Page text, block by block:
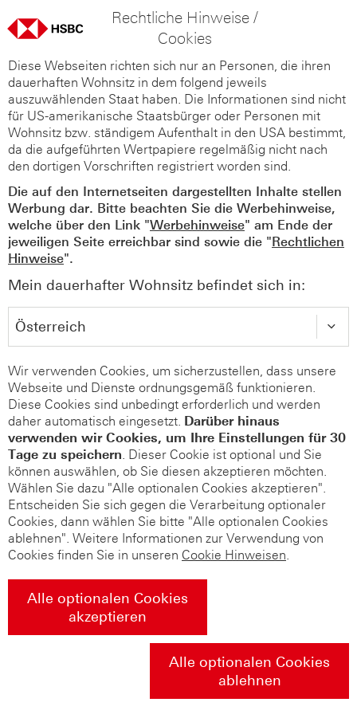
Rechtliche Hinweise /
Cookies
Diese Webseiten richten sich nur an Personen, die ihren
dauerhaften Wohnsitz in dem folgend jeweils
auszuwählenden Staat haben. Die Informationen sind nicht
für US-amerikanische Staatsbürger oder Personen mit
Wohnsitz bzw. ständigem Aufenthalt in den USA bestimmt,
da die aufgeführten Wertpapiere regelmäßig nicht nach
den dortigen Vorschriften registriert worden sind.
Die auf den Internetseiten dargestellten Inhalte stellen
Werbung dar. Bitte beachten Sie die Werbehinweise,
welche über den Link "Werbehinweise" am Ende der
jeweiligen Seite erreichbar sind sowie die "Rechtlichen
Hinweise".
Mein dauerhafter Wohnsitz befindet sich in:
Wir verwenden Cookies, um sicherzustellen, dass unsere
Webseite und Dienste ordnungsgemäß funktionieren.
Diese Cookies sind unbedingt erforderlich und werden
daher automatisch eingesetzt. Darüber hinaus
verwenden wir Cookies, um Ihre Einstellungen für 30
Tage zu speichern. Dieser Cookie ist optional und Sie
können auswählen, ob Sie diesen akzeptieren möchten.
Wählen Sie dazu "Alle optionalen Cookies akzeptieren".
Entscheiden Sie sich gegen die Verarbeitung optionaler
Cookies, dann wählen Sie bitte "Alle optionalen Cookies
ablehnen". Weitere Informationen zur Verwendung von
Cookies finden Sie in unseren Cookie Hinweisen.
Alle optionalen Cookies
akzeptieren
Alle optionalen Cookies
ablehnen